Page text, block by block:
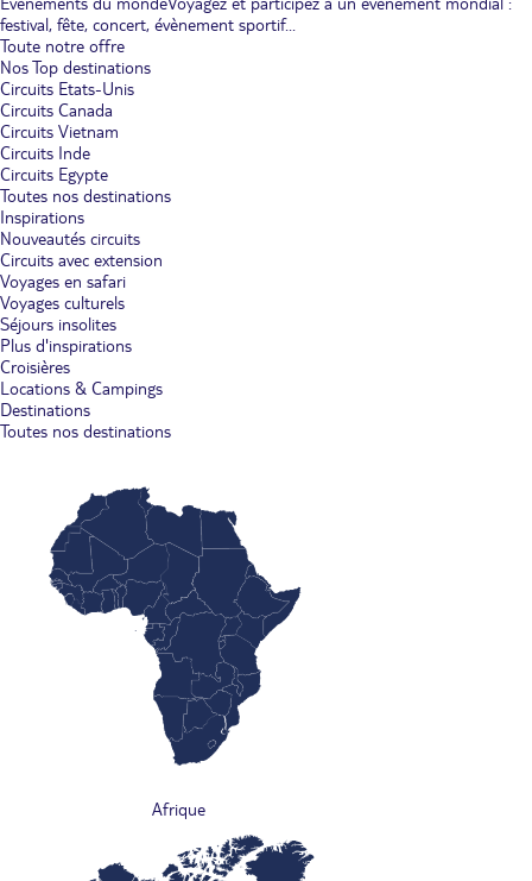
festival, fête, concert, évènement sportif...
Toute notre offre
Nos Top destinations
Circuits Etats-Unis
Circuits Canada
Circuits Vietnam
Circuits Inde
Circuits Egypte
Toutes nos destinations
Inspirations
Nouveautés circuits
Circuits avec extension
Voyages en safari
Voyages culturels
Séjours insolites
Plus d'inspirations
Croisières
Locations & Campings
Destinations
Toutes nos destinations
Afrique